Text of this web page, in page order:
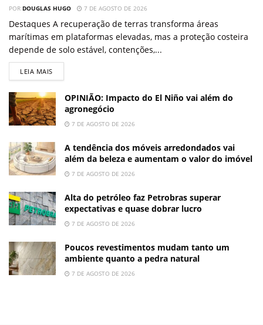
POR DOUGLAS HUGO 7 DE AGOSTO DE 2026
Destaques A recuperação de terras transforma áreas
marítimas em plataformas elevadas, mas a proteção costeira
depende de solo estável, contenções,...
LEIA MAIS
OPINIÃO: Impacto do El Niño vai além do
agronegócio
7 DE AGOSTO DE 2026
A tendência dos móveis arredondados vai
além da beleza e aumentam o valor do imóvel
7 DE AGOSTO DE 2026
Alta do petróleo faz Petrobras superar
expectativas e quase dobrar lucro
7 DE AGOSTO DE 2026
Poucos revestimentos mudam tanto um
ambiente quanto a pedra natural
7 DE AGOSTO DE 2026